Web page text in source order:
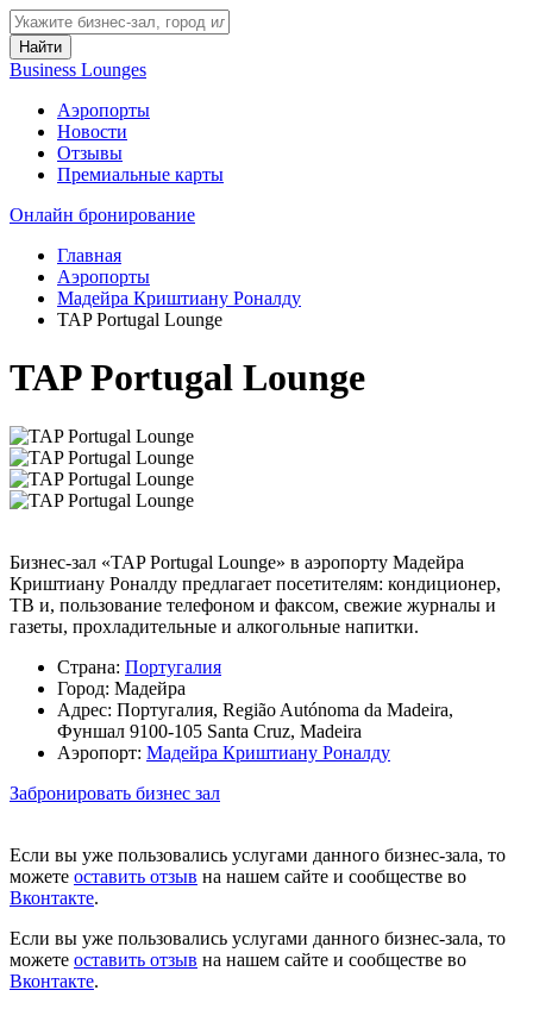
Найти
Business Lounges
Аэропорты
Новости
Отзывы
Премиальные карты
Онлайн бронирование
Главная
Аэропорты
Мадейра Криштиану Роналду
TAP Portugal Lounge
TAP Portugal Lounge
Бизнес-зал «TAP Portugal Lounge» в аэропорту Мадейра
Криштиану Роналду предлагает посетителям: кондиционер,
ТВ и, пользование телефоном и факсом, свежие журналы и
газеты, прохладительные и алкогольные напитки.
Страна: Португалия
Город: Мадейра
Адрес: Португалия, Região Autónoma da Madeira,
Фуншал 9100-105 Santa Cruz, Madeira
Аэропорт: Мадейра Криштиану Роналду
Забронировать бизнес зал
Если вы уже пользовались услугами данного бизнес-зала, то
можете оставить отзыв на нашем сайте и сообществе во
Вконтакте.
Если вы уже пользовались услугами данного бизнес-зала, то
можете оставить отзыв на нашем сайте и сообществе во
Вконтакте.